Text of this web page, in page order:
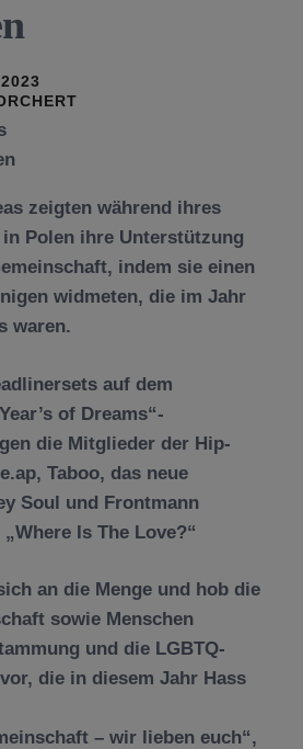
zeigten während ihres
Polen ihre Unterstützung
indem sie einen
widmeten, die im Jahr
waren.
auf dem
of Dreams“-
die Mitglieder der Hip-
Taboo, das neue
Soul und Frontmann
Is The Love?“
an die Menge und hob die
sowie Menschen
und die LGBTQ-
die in diesem Jahr Hass
– wir lieben euch“,